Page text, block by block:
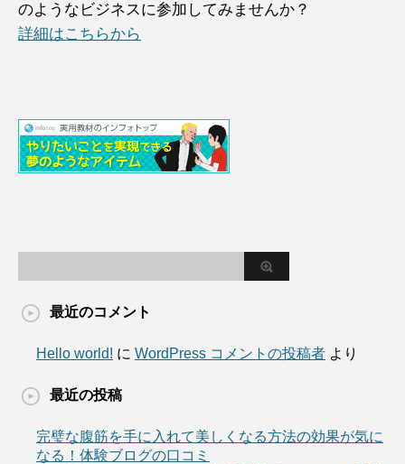
のようなビジネスに参加してみませんか？
詳細はこちらから
最近のコメント
Hello world! に WordPress コメントの投稿者 より
最近の投稿
完璧な腹筋を手に入れて美しくなる方法の効果が気に
なる！体験ブログの口コミ